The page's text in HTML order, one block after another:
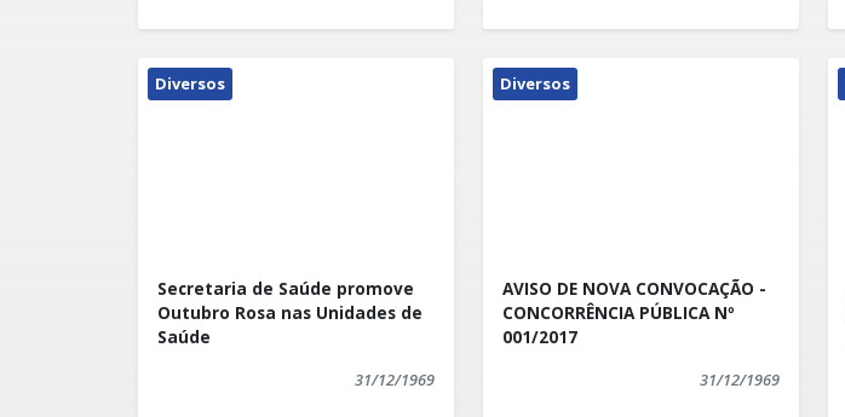
Diversos
Secretaria de Saúde promove
Outubro Rosa nas Unidades de
Saúde
31/12/1969
Diversos
AVISO DE NOVA CONVOCAÇÃO -
CONCORRÊNCIA PÚBLICA Nº
001/2017
31/12/1969